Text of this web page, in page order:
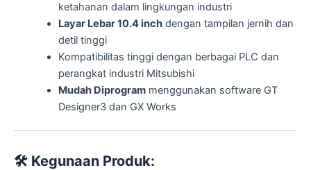
ketahanan dalam lingkungan industri
Layar Lebar 10.4 inchdengan tampilan jernih dan
detil tinggi
Kompatibilitas tinggi dengan berbagai PLC dan
perangkat industri Mitsubishi
Mudah Diprogrammenggunakan software GT
Designer3 dan GX Works
🛠️ Kegunaan Produk: